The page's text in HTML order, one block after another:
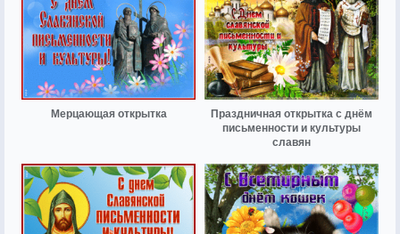
Мерцающая открытка
Праздничная открытка с днём
письменности и культуры
славян